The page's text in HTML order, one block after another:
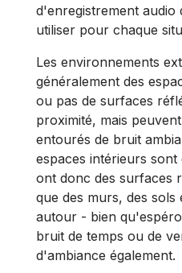
d'enregistrement audio
utiliser pour chaque
Les environnements
généralement des
ou pas de surfaces
proximité, mais
entourés de bruit
espaces intérieurs
ont donc des surfaces
que des murs, des
autour - bien
bruit de temps ou de
d'ambiance également.